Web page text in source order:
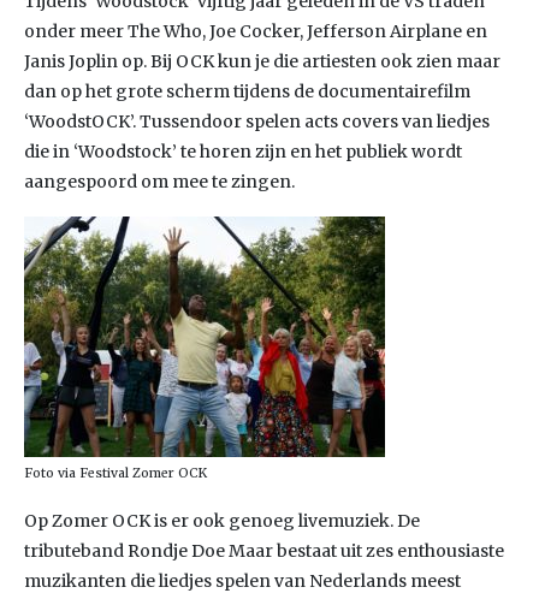
onder meer The Who, Joe Cocker, Jefferson Airplane en
Janis Joplin op. Bij OCK kun je die artiesten ook zien maar
dan op het grote scherm tijdens de documentairefilm
‘WoodstOCK’. Tussendoor spelen acts covers van liedjes
die in ‘Woodstock’ te horen zijn en het publiek wordt
aangespoord om mee te zingen.
Foto via Festival Zomer OCK
Op Zomer OCK is er ook genoeg livemuziek. De
tributeband Rondje Doe Maar bestaat uit zes enthousiaste
muzikanten die liedjes spelen van Nederlands meest